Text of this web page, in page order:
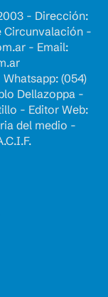
- Dirección:
Circunvalación -
- Email:
Whatsapp: (054)
Dellazoppa -
- Editor Web:
del medio -